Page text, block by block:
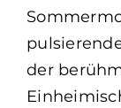
der